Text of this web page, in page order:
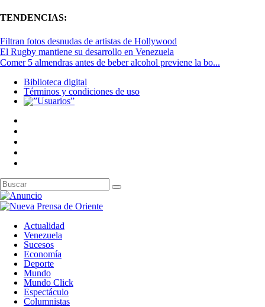
TENDENCIAS:
Filtran fotos desnudas de artistas de Hollywood
El Rugby mantiene su desarrollo en Venezuela
Comer 5 almendras antes de beber alcohol previene la bo...
Biblioteca digital
Términos y condiciones de uso
Actualidad
Venezuela
Sucesos
Economía
Deporte
Mundo
Mundo Click
Espectáculo
Columnistas